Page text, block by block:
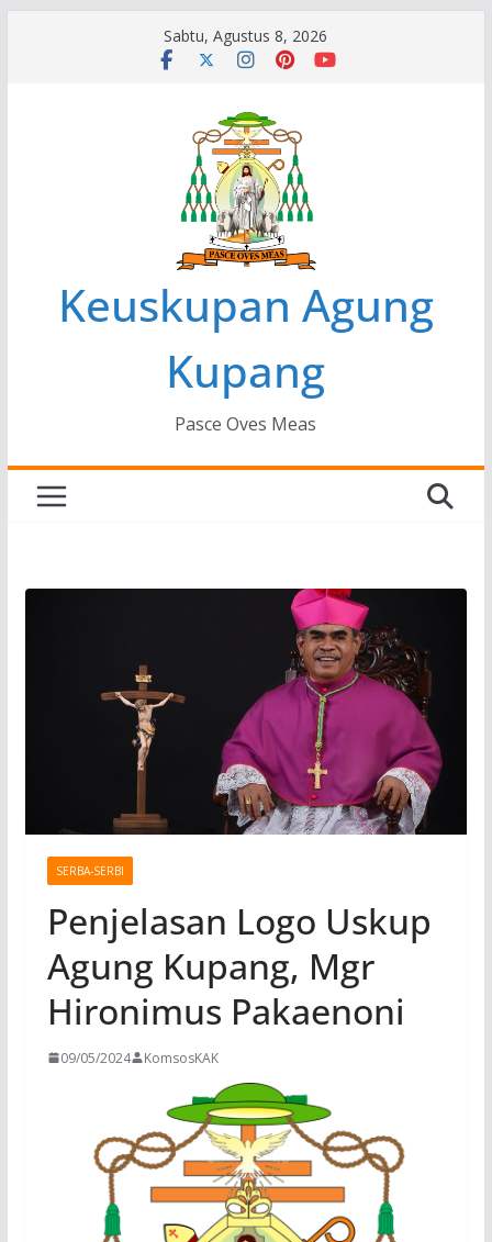
Sabtu, Agustus 8, 2026
Keuskupan Agung
Kupang
Pasce Oves Meas
SERBA-SERBI
Penjelasan Logo Uskup
Agung Kupang, Mgr
Hironimus Pakaenoni
09/05/2024 KomsosKAK